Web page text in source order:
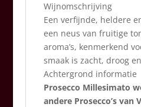
Wijnomschrijving
Een verfijnde, heldere
een neus van fruitige
aroma’s, kenmerkend
smaak is zacht, droog
Achtergrond informatie
Prosecco Millesimato
andere Prosecco’s van